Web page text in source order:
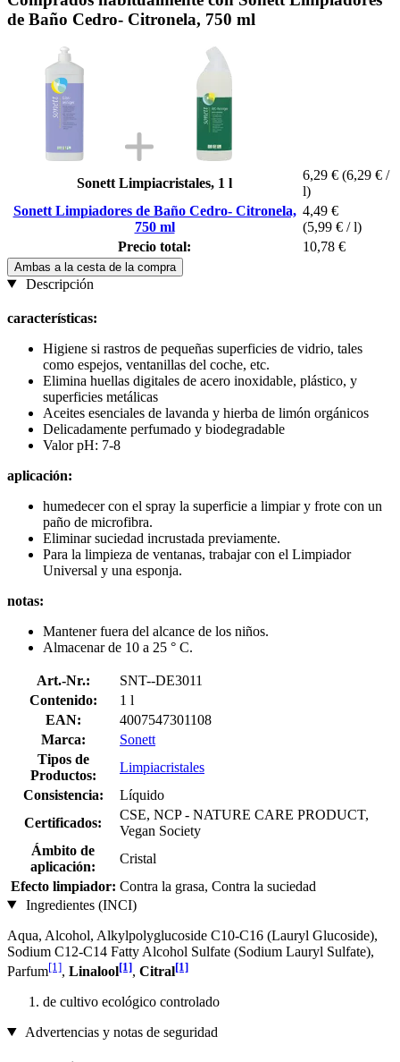
de Baño Cedro- Citronela, 750 ml
Sonett Limpiacristales, 1 l
6,29 € (6,29 € /
l)
Sonett Limpiadores de Baño Cedro- Citronela,
750 ml
4,49 €
(5,99 € / l)
Precio total:
10,78 €
Ambas a la cesta de la compra
Descripción
características:
Higiene si rastros de pequeñas superficies de vidrio, tales
como espejos, ventanillas del coche, etc.
Elimina huellas digitales de acero inoxidable, plástico, y
superficies metálicas
Aceites esenciales de lavanda y hierba de limón orgánicos
Delicadamente perfumado y biodegradable
Valor pH: 7-8
aplicación:
humedecer con el spray la superficie a limpiar y frote con un
paño de microfibra.
Eliminar suciedad incrustada previamente.
Para la limpieza de ventanas, trabajar con el Limpiador
Universal y una esponja.
notas:
Mantener fuera del alcance de los niños.
Almacenar de 10 a 25 ° C.
Art.-Nr.:
SNT--DE3011
Contenido:
1 l
EAN:
4007547301108
Marca:
Sonett
Tipos de
Productos:
Limpiacristales
Consistencia:
Líquido
Certificados:
CSE, NCP - NATURE CARE PRODUCT,
Vegan Society
Ámbito de
aplicación:
Cristal
Efecto limpiador: Contra la grasa, Contra la suciedad
Ingredientes (INCI)
Aqua, Alcohol, Alkylpolyglucoside C10-C16 (Lauryl Glucoside),
Sodium C12-C14 Fatty Alcohol Sulfate (Sodium Lauryl Sulfate),
Parfum[1], Linalool[1], Citral[1]
de cultivo ecológico controlado
Advertencias y notas de seguridad